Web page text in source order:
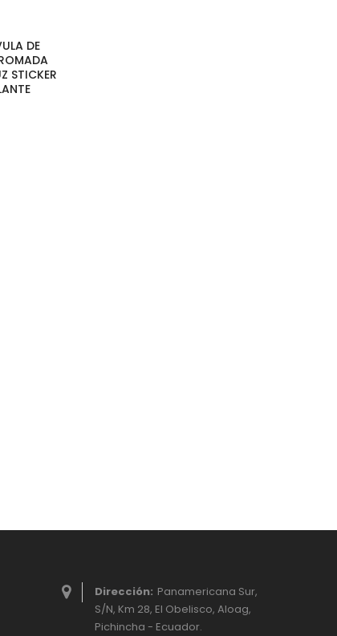
DE
STICKER
Dirección: Panamericana Sur,
S/N, Km 28, El Obelisco, Aloag,
Pichincha - Ecuador.